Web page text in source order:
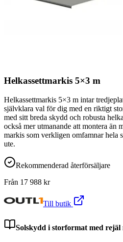
Helkassettmarkis 5×3 m
Helkassettmarkis 5×3 m intar
självklara val för dig med en riktigt
med sitt breda skydd och robusta
också mer utmanande att montera än
markis som verkligen omfamnar hela
ute.
Rekommenderad återförsäljare
Från 17 988 kr
Till butik
Solskydd i storformat med